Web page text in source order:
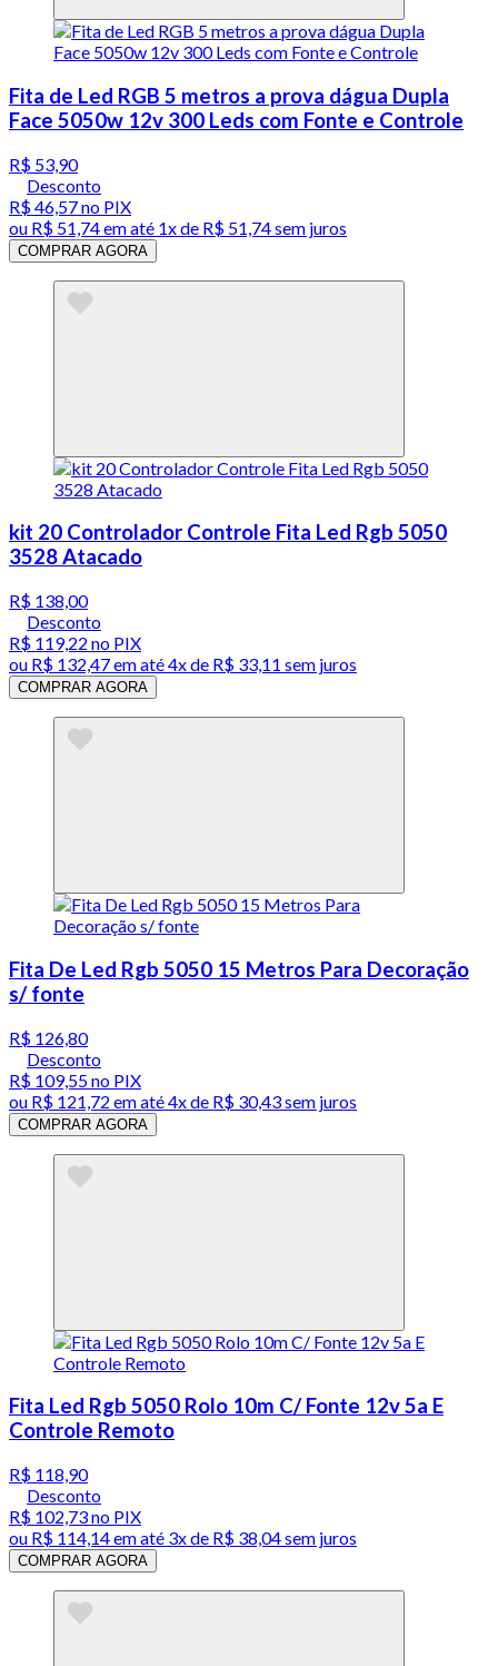
Fita de Led RGB 5 metros a prova dágua Dupla
Face 5050w 12v 300 Leds com Fonte e Controle
R$ 53,90
Desconto
R$ 46,57no PIX
ou R$ 51,74em até 1x de R$ 51,74sem juros
COMPRAR AGORA
kit 20 Controlador Controle Fita Led Rgb 5050
3528 Atacado
R$ 138,00
Desconto
R$ 119,22 no PIX
ou R$ 132,47em até4x de R$ 33,11 sem juros
COMPRAR AGORA
Fita De Led Rgb 5050 15 Metros Para Decoração
s/ fonte
R$ 126,80
Desconto
R$ 109,55no PIX
ou R$ 121,72 em até4x de R$ 30,43 sem juros
COMPRAR AGORA
Fita Led Rgb 5050 Rolo 10m C/ Fonte 12v 5a E
Controle Remoto
R$ 118,90
Desconto
R$ 102,73no PIX
ou R$ 114,14em até 3x de R$ 38,04 sem juros
COMPRAR AGORA